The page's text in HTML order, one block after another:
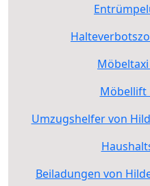
Möbellift
Umzugshelfer von
Beiladungen von